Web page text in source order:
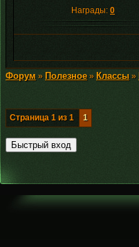
Награды: 0
Форум » Полезное» Классы »
Страница 1 из 1 1